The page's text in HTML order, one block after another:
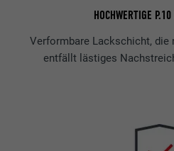
HOCHWERTIGE
Verformbare Lackschicht, die
entfällt lästiges